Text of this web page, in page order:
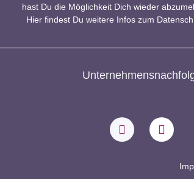
hast Du die Möglichkeit Dich wieder
Hier findest Du weitere Infos zum